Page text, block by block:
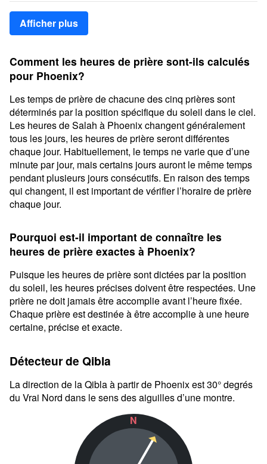
Afficher plus
Comment les heures de prière sont-ils calculés
pour Phoenix?
Les temps de prière de chacune des cinq prières sont
déterminés par la position spécifique du soleil dans le ciel.
Les heures de Salah à Phoenix changent généralement
tous les jours, les heures de prière seront différentes
chaque jour. Habituellement, le temps ne varie que d’une
minute par jour, mais certains jours auront le même temps
pendant plusieurs jours consécutifs. En raison des temps
qui changent, il est important de vérifier l’horaire de prière
chaque jour.
Pourquoi est-il important de connaître les
heures de prière exactes à Phoenix?
Puisque les heures de prière sont dictées par la position
du soleil, les heures précises doivent être respectées. Une
prière ne doit jamais être accomplie avant l’heure fixée.
Chaque prière est destinée à être accomplie à une heure
certaine, précise et exacte.
Détecteur de Qibla
La direction de la Qibla à partir de Phoenix est 30° degrés
du Vrai Nord dans le sens des aiguilles d’une montre.
N